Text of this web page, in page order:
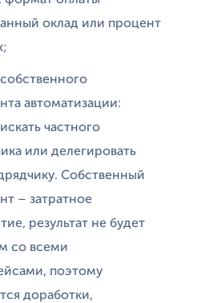
оклад или процент
автоматизации:
частного
или делегировать
Собственный
– затратное
результат не будет
со всеми
поэтому
доработки,